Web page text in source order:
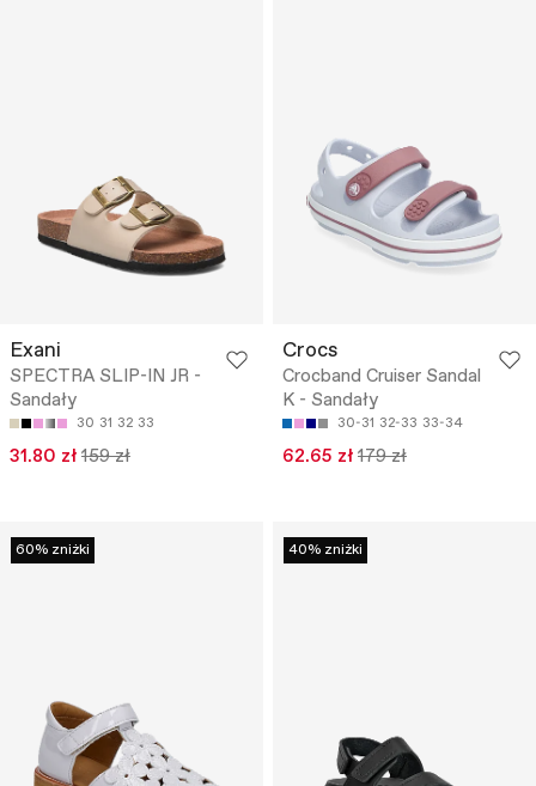
Exani
SPECTRA SLIP-IN JR -
Sandały
30 31 32 33
31.80 zł 159 zł
Crocs
Crocband Cruiser Sandal
K - Sandały
30-31 32-33 33-34
62.65 zł 179 zł
60% zniżki 40% zniżki